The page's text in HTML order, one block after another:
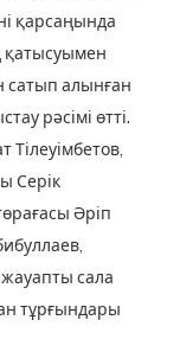
қарсаңында
қатысуымен
сатып алынған
рәсімі өтті.
Серік
Әріп
сала
тұрғындары